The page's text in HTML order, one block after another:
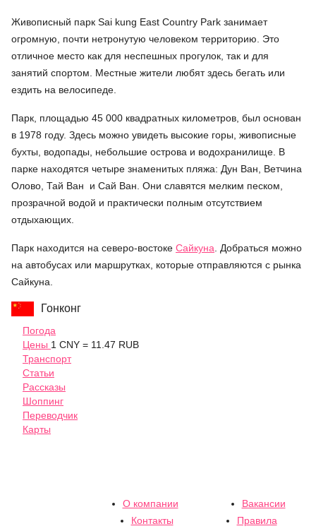
Живописный парк Sai kung East Country Park занимает
огромную, почти нетронутую человеком территорию. Это
отличное место как для неспешных прогулок, так и для
занятий спортом. Местные жители любят здесь бегать или
ездить на велосипеде.
Парк, площадью 45 000 квадратных километров, был основан
в 1978 году. Здесь можно увидеть высокие горы, живописные
бухты, водопады, небольшие острова и водохранилище. В
парке находятся четыре знаменитых пляжа: Дун Ван, Ветчина
Олово, Тай Ван и Сай Ван. Они славятся мелким песком,
прозрачной водой и практически полным отсутствием
отдыхающих.
Парк находится на северо-востоке Сайкуна . Добраться можно
на автобусах или маршрутках, которые отправляются с рынка
Сайкуна.
Гонконг
Погода
Цены 1 CNY = 11.47 RUB
Транспорт
Статьи
Рассказы
Шоппинг
Переводчик
Карты
О компании
Вакансии
Контакты
Правила